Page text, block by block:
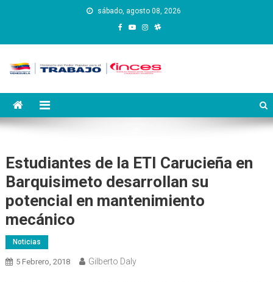
sábado, agosto 08, 2026
Instituto Nacional de
Capacitación y Educación
Estudiantes de la ETI Carucieña en
Barquisimeto desarrollan su
potencial en mantenimiento
mecánico
Noticias
5 Febrero, 2018 Gilberto Daly